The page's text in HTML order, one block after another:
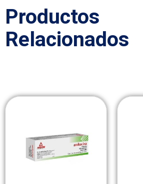
Productos
Relacionados